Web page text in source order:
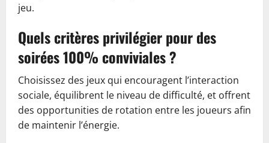
jeu.
Quels critères privilégier pour des
soirées 100% conviviales ?
Choisissez des jeux qui encouragent l’interaction
sociale, équilibrent le niveau de difficulté, et offrent
des opportunities de rotation entre les joueurs afin
de maintenir l’énergie.